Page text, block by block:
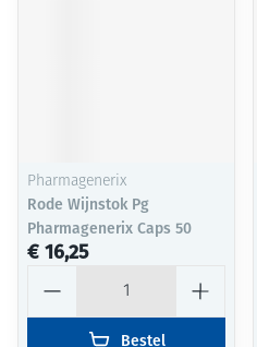
Pharmagenerix
Rode Wijnstok Pg
Pharmagenerix Caps 50
€ 16,25
Bestel